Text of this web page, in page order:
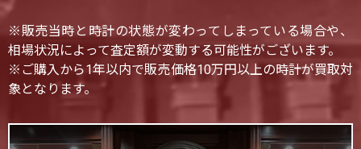
※販売当時と時計の状態が変わってしまっている場合や、
相場状況によって査定額が変動する可能性がございます。
※ご購入から1年以内で販売価格10万円以上の時計が買取対
象となります。